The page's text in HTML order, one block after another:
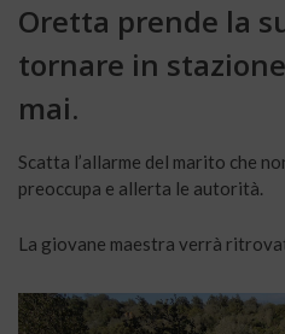
Oretta prende la
tornare in
mai.
Scatta l’allarme del marito che
preoccupa e allerta le autorità.
La giovane maestra verrà